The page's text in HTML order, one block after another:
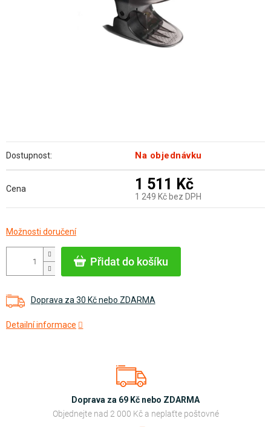
Přidat do košíku
Doprava za 30 Kč nebo ZDARMA
Detailní informace
Dostupnost: Na objednávku
Cena 1 511 Kč
1 249 Kč bez DPH
cena:
Možnosti doručení
Doprava za 69 Kč nebo ZDARMA
Objednejte nad 2 000 Kč a neplaťte poštovné